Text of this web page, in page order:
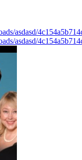
asdasd/
asdasd/